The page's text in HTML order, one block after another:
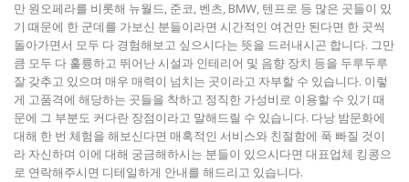
만 원오페라를 비롯해 뉴월드, 준코, 벤츠, BMW, 텐프로 등 많은 곳들이 있
기 때문에 한 군데를 가보신 분들이라면 시간적인 여건만 된다면 한 곳씩
돌아가면서 모두 다 경험해보고 싶으시다는 뜻을 드러내시곤 합니다. 그만
큼 모두 다 훌륭하고 뛰어난 시설과 인테리어 및 음향 장치 등을 두루두루
잘 갖추고 있으며 매우 매력이 넘치는 곳이라고 자부할 수 있습니다. 이렇
게 고품격에 해당하는 곳들을 착하고 정직한 가성비로 이용할 수 있기 때
문에 그 부분도 커다란 장점이라고 말해드릴 수 있습니다. 다낭 밤문화에
대해 한 번 체험을 해보신다면 매혹적인 서비스와 친절함에 푹 빠질 것이
라 자신하며 이에 대해 궁금해하시는 분들이 있으시다면 대표업체 킹콩으
로 연락해주시면 디테일하게 안내를 해드리고 있습니다.